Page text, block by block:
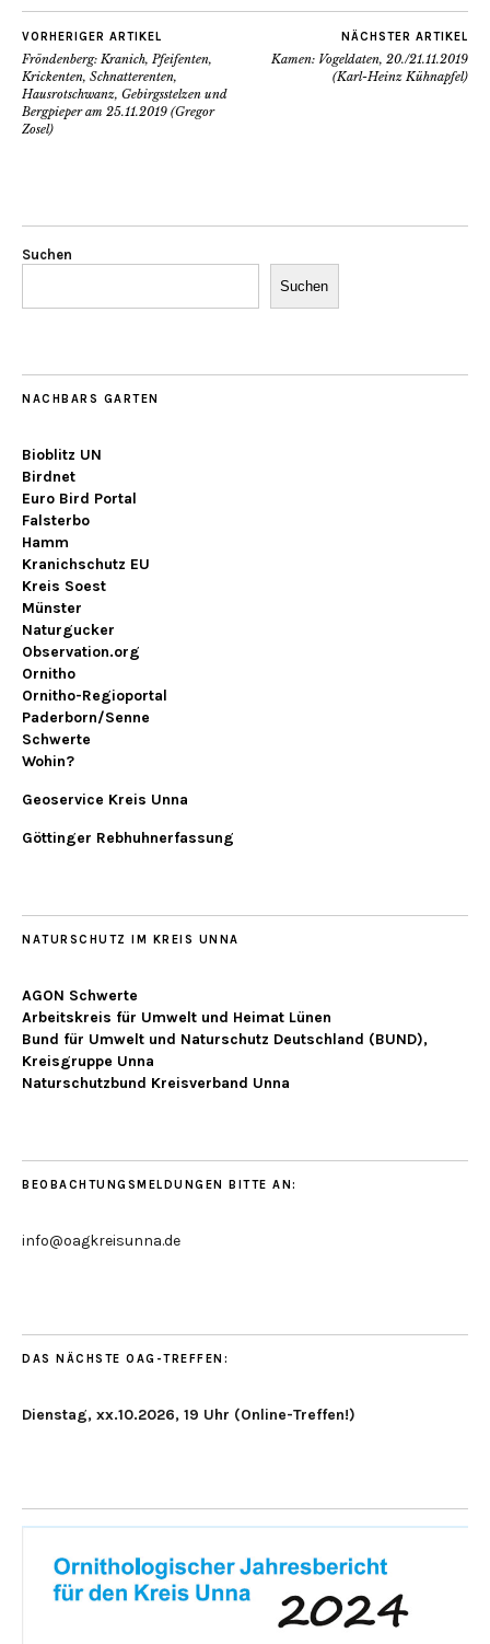
VORHERIGER ARTIKEL
Fröndenberg: Kranich, Pfeifenten,
Krickenten, Schnatterenten,
Hausrotschwanz, Gebirgsstelzen und
Bergpieper am 25.11.2019 (Gregor
Zosel)
NÄCHSTER ARTIKEL
Kamen: Vogeldaten, 20./21.11.2019
(Karl-Heinz Kühnapfel)
Suchen
Suchen
NACHBARS GARTEN
Bioblitz UN
Birdnet
Euro Bird Portal
Falsterbo
Hamm
Kranichschutz EU
Kreis Soest
Münster
Naturgucker
Observation.org
Ornitho
Ornitho-Regioportal
Paderborn/Senne
Schwerte
Wohin?
Geoservice Kreis Unna
Göttinger Rebhuhnerfassung
NATURSCHUTZ IM KREIS UNNA
AGON Schwerte
Arbeitskreis für Umwelt und Heimat Lünen
Bund für Umwelt und Naturschutz Deutschland (BUND),
Kreisgruppe Unna
Naturschutzbund Kreisverband Unna
BEOBACHTUNGSMELDUNGEN BITTE AN:
info@oagkreisunna.de
DAS NÄCHSTE OAG-TREFFEN:
Dienstag, xx.10.2026, 19 Uhr (Online-Treffen!)